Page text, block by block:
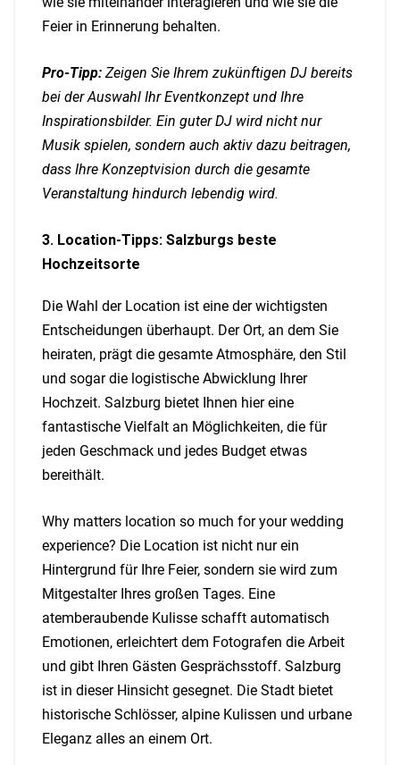
Feier in Erinnerung behalten.
Pro-Tipp: Zeigen Sie Ihrem zukünftigen DJ bereits
bei der Auswahl Ihr Eventkonzept und Ihre
Inspirationsbilder. Ein guter DJ wird nicht nur
Musik spielen, sondern auch aktiv dazu beitragen,
dass Ihre Konzeptvision durch die gesamte
Veranstaltung hindurch lebendig wird.
3. Location-Tipps: Salzburgs beste
Hochzeitsorte
Die Wahl der Location ist eine der wichtigsten
Entscheidungen überhaupt. Der Ort, an dem Sie
heiraten, prägt die gesamte Atmosphäre, den Stil
und sogar die logistische Abwicklung Ihrer
Hochzeit. Salzburg bietet Ihnen hier eine
fantastische Vielfalt an Möglichkeiten, die für
jeden Geschmack und jedes Budget etwas
bereithält.
Why matters location so much for your wedding
experience? Die Location ist nicht nur ein
Hintergrund für Ihre Feier, sondern sie wird zum
Mitgestalter Ihres großen Tages. Eine
atemberaubende Kulisse schafft automatisch
Emotionen, erleichtert dem Fotografen die Arbeit
und gibt Ihren Gästen Gesprächsstoff. Salzburg
ist in dieser Hinsicht gesegnet. Die Stadt bietet
historische Schlösser, alpine Kulissen und urbane
Eleganz alles an einem Ort.